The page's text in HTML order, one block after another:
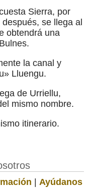
Sierra, por
se llega al
obtendrá una
la canal y
Lluengu.
de Urriellu,
mismo nombre.
itinerario.
| Ayúdanos